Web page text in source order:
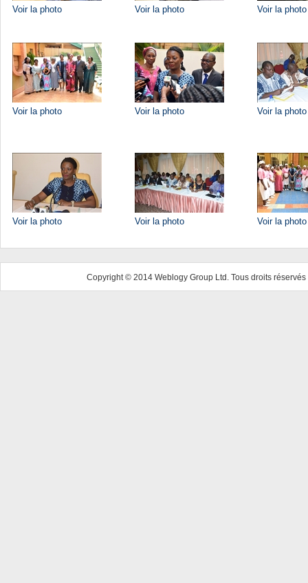
Voir la photo Voir la photo Voir la photo
Voir la photo Voir la photo Voir la photo
Voir la photo Voir la photo Voir la photo
Copyright © 2014 Weblogy Group Ltd. Tous droits